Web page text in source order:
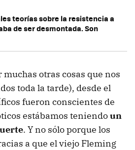
teorías sobre la resistencia a
de ser desmontada. Son
muchas otras cosas que nos
toda la tarde), desde el
fueron conscientes de
estábamos teniendoun
. Y no sólo porque los
a que el viejo Fleming